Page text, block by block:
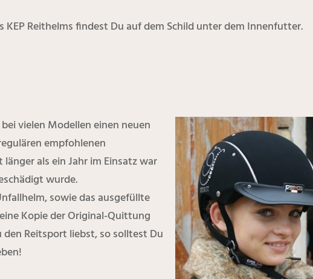
Reithelms findest Du auf dem Schild unter dem Innenfutter.
vielen Modellen einen neuen
empfohlenen
als ein Jahr im Einsatz war
wurde.
sowie das ausgefüllte
Kopie der Original-Quittung
den Reitsport liebst, so solltest Du